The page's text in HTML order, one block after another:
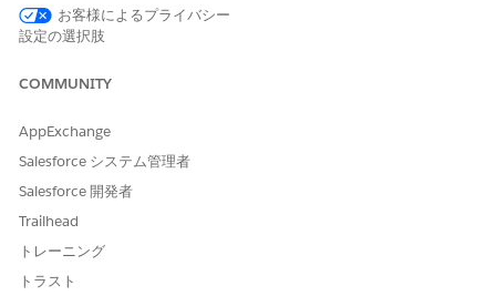
スできるようになります。助成金提供のデータモデルは、助成金
ライフサイクル全体のサポートと管理を支援するように設計され
者の予算と結果の追跡などを行います。このデータモデルは、助
管理者など、組織内の全員の業務をサポートします。
助成金提供の Experience Cloud
Cloud テンプレートと、助成金申請や授与後のエンゲージメント
に必要なオブジェクトが含まれています。または、助成金提供オ
ブジェクトを既存のサイトに追加します。または、サイトを作成
し、助成金提供オブジェクトと予算管理オブジェクトを
お客様によるプライバシー
設定の選択肢
COMMUNITY
AppExchange
Salesforce システム管理者
Salesforce 開発者
Trailhead
トレーニング
トラスト